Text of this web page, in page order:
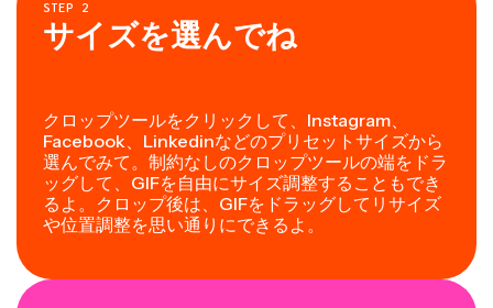
STEP 2
サイズを選んでね
クロップツールをクリックして、Instagram、
Facebook、Linkedinなどのプリセットサイズから
選んでみて。制約なしのクロップツールの端をドラ
ッグして、GIFを自由にサイズ調整することもでき
るよ。クロップ後は、GIFをドラッグしてリサイズ
や位置調整を思い通りにできるよ。